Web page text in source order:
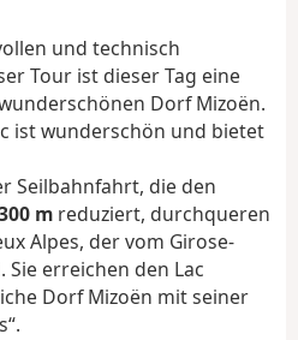
o
n
und technisch
Tour ist dieser Tag eine
Dorf Mizoën.
ist wunderschön und bietet
Seilbahnfahrt, die den
m reduziert, durchqueren
Alpes, der vom Girose-
erreichen den Lac
Dorf Mizoën mit seiner